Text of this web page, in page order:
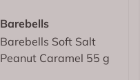
Barebells
Barebells Soft Salt
Peanut Caramel 55 g